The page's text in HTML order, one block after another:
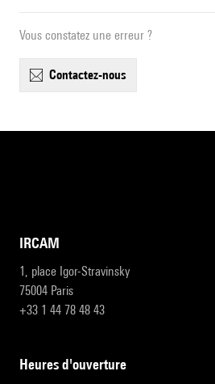
Vous constatez une erreur ?
contactez-nous
IRCAM
1, place Igor-Stravinsky
75004 Paris
+33 1 44 78 48 43
heures d'ouverture